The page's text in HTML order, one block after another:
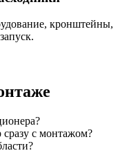
кронштейны,
с монтажом?